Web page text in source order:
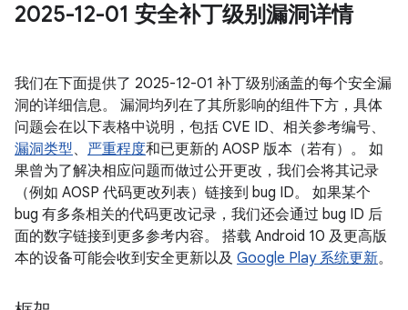
2025-12-01 安全补丁级别漏洞详情
我们在下面提供了 2025-12-01 补丁级别涵盖的每个安全漏
洞的详细信息。 漏洞均列在了其所影响的组件下方，具体
问题会在以下表格中说明，包括 CVE ID、相关参考编号、
漏洞类型、 严重程度和已更新的 AOSP 版本（若有）。 如
果曾为了解决相应问题而做过公开更改，我们会将其记录
（例如 AOSP 代码更改列表）链接到 bug ID。 如果某个
bug 有多条相关的代码更改记录，我们还会通过 bug ID 后
面的数字链接到更多参考内容。 搭载 Android 10 及更高版
本的设备可能会收到安全更新以及 Google Play 系统更新。